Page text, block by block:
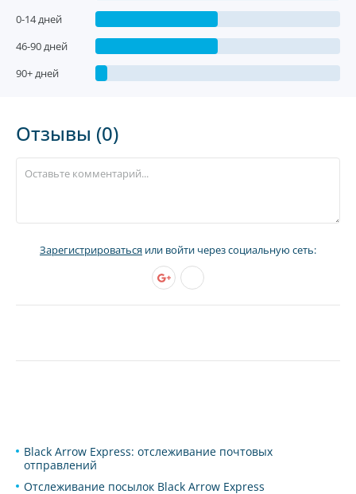
0-14 дней
46-90 дней
90+ дней
Отзывы (0)
Зарегистрироваться или войти через социальную сеть:
Black Arrow Express: отслеживание почтовых
отправлений
Отслеживание посылок Black Arrow Express